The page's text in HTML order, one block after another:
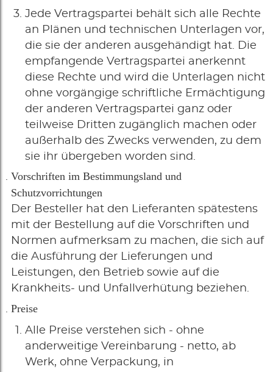
Jede Vertragspartei behält sich alle Rechte
an Plänen und technischen Unterlagen vor,
die sie der anderen ausgehändigt hat. Die
empfangende Vertragspartei anerkennt
diese Rechte und wird die Unterlagen nicht
ohne vorgängige schriftliche Ermächtigung
der anderen Vertragspartei ganz oder
teilweise Dritten zugänglich machen oder
außerhalb des Zwecks verwenden, zu dem
sie ihr übergeben worden sind.
Vorschriften im Bestimmungsland und
Schutzvorrichtungen
Der Besteller hat den Lieferanten spätestens
mit der Bestellung auf die Vorschriften und
Normen aufmerksam zu machen, die sich auf
die Ausführung der Lieferungen und
Leistungen, den Betrieb sowie auf die
Krankheits- und Unfallverhütung beziehen.
Preise
Alle Preise verstehen sich - ohne
anderweitige Vereinbarung - netto, ab
Werk, ohne Verpackung, in